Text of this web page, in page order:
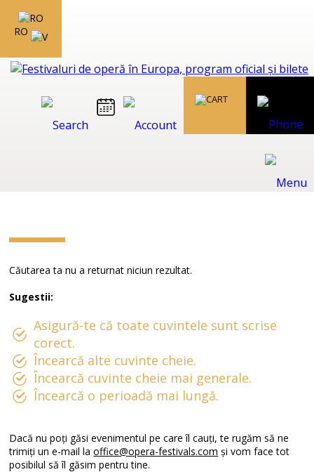
RO
Căutarea ta nu a returnat niciun rezultat.
Sugestii:
Asigură-te că toate cuvintele sunt scrise
corect.
Încearcă alte cuvinte cheie.
Încearcă cuvinte cheie mai generale.
Încearcă o perioadă mai lungă.
Dacă nu poți găsi evenimentul pe care îl cauți, te rugăm să ne
trimiți un e-mail laoffice@opera-festivals.com și vom face tot
posibilul să îl găsim pentru tine.